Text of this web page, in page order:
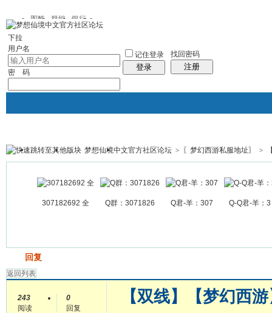
图酷 群组 银行
下拉
用户名
密 码
记住登录
登录
找回密码
注册
银行 群组聚合 我的空间
帖子
梦想仙境中文官方社区论坛 > 〖梦幻西游私服地址〗 >
307182692 全 Q群：3071826 Q君-羊：307 Q-Q君-羊：3
回复
返回列表
243
阅读
0
回复
【双线】【梦幻西